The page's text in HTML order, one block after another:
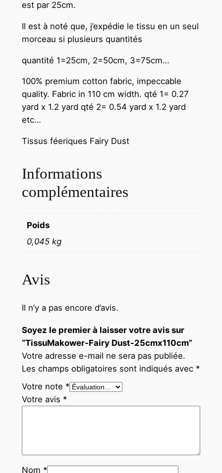
est par 25cm.
Il est à noté que, j’expédie le tissu en un seul
morceau si plusieurs quantités
quantité 1=25cm, 2=50cm, 3=75cm…
100% premium cotton fabric, impeccable
quality. Fabric in 110 cm width. qté 1= 0.27
yard x 1.2 yard qté 2= 0.54 yard x 1.2 yard
etc…
Tissus féeriques Fairy Dust
Informations
complémentaires
Poids
0,045 kg
Avis
Il n’y a pas encore d’avis.
Soyez le premier à laisser votre avis sur
“TissuMakower-Fairy Dust-25cmx110cm”
Votre adresse e-mail ne sera pas publiée.
Les champs obligatoires sont indiqués avec *
Votre note *
Votre avis *
Nom *